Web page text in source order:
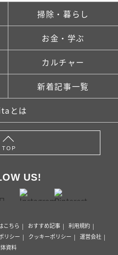
掃除・暮らし
お金・学ぶ
カルチャー
新着記事一覧
とは
TOP
US!
こちら おすすめ記事
利用規約
リシー クッキーポリシー
運営会社
資料